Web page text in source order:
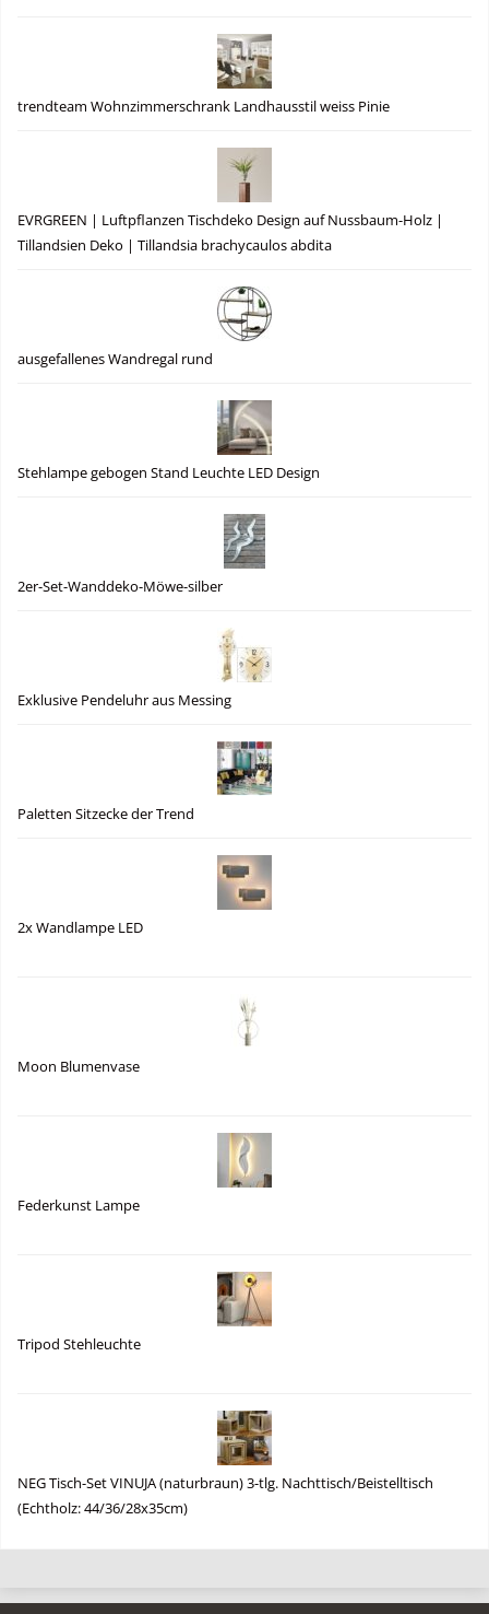
trendteam Wohnzimmerschrank Landhausstil weiss Pinie
EVRGREEN | Luftpflanzen Tischdeko Design auf Nussbaum-Holz |
Tillandsien Deko | Tillandsia brachycaulos abdita
ausgefallenes Wandregal rund
Stehlampe gebogen Stand Leuchte LED Design
2er-Set-Wanddeko-Möwe-silber
Exklusive Pendeluhr aus Messing
Paletten Sitzecke der Trend
2x Wandlampe LED
Moon Blumenvase
Federkunst Lampe
Tripod Stehleuchte
NEG Tisch-Set VINUJA (naturbraun) 3-tlg. Nachttisch/Beistelltisch
(Echtholz: 44/36/28x35cm)